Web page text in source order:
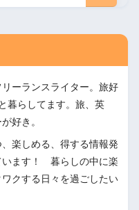
ーランスライター。旅好
暮らしてます。旅、英
好き。
楽しめる、得する情報発
います！ 暮らしの中に楽
クする日々を過ごしたい